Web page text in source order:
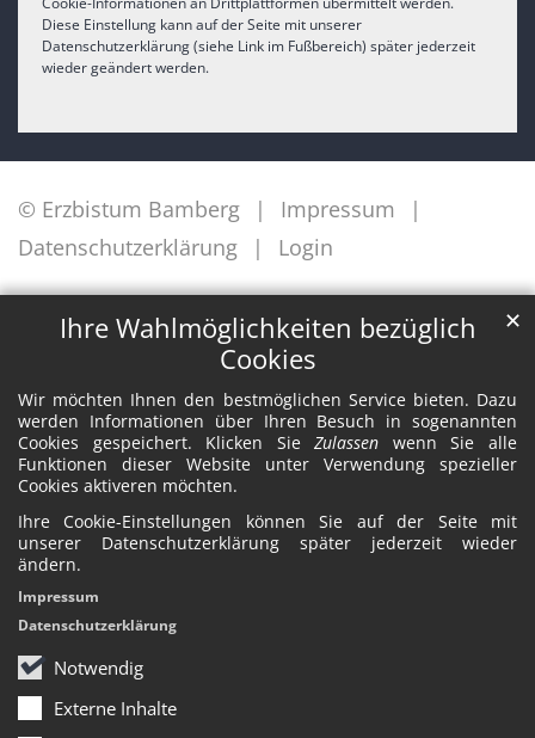
Ihre Wahlmöglichkeiten bezüglich
Cookies
Wir möchten Ihnen den bestmöglichen Service bieten. Dazu
werden Informationen über Ihren Besuch in sogenannten
Cookies gespeichert. Klicken SieZulassen wenn Sie alle
Funktionen dieser Website unter Verwendung spezieller
Cookies aktiveren möchten.
Ihre Cookie-Einstellungen können Sie auf der Seite mit
unserer Datenschutzerklärung später jederzeit wieder
ändern.
Notwendig
Externe Inhalte
✕
Impressum
Datenschutzerklärung
Diese Einstellung kann auf der Seite mit unserer
Datenschutzerklärung (siehe Link im Fußbereich) später jederzeit
wieder geändert werden.
© Erzbistum Bamberg
Impressum
Datenschutzerklärung
Login